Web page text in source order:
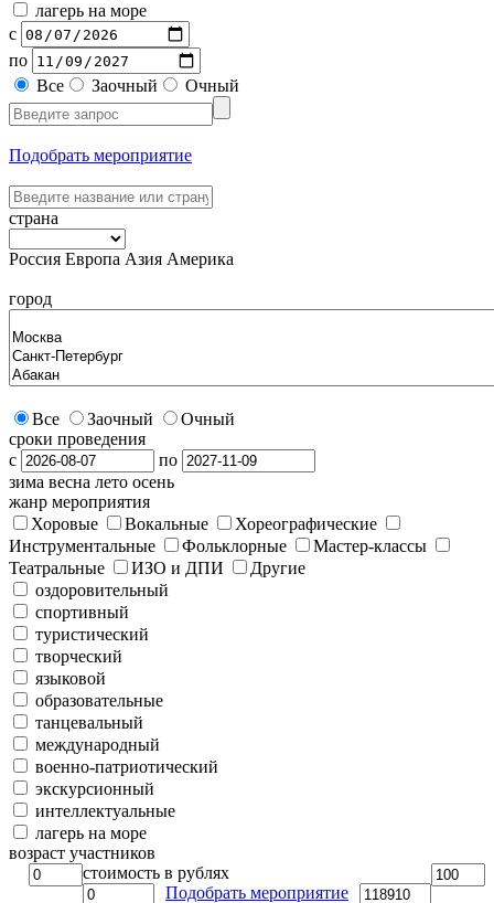
лагерь на море
с
по
Все
Заочный Очный
Подобрать мероприятие
страна
Россия Европа Азия Америка
город
Все Заочный
Очный
сроки проведения
с
по
зима весна лето осень
жанр мероприятия
Хоровые
Вокальные
Хореографические
Инструментальные
Фольклорные
Мастер-классы
Театральные
ИЗО и ДПИ
Другие
оздоровительный
спортивный
туристический
творческий
языковой
образовательные
танцевальный
международный
военно-патриотический
экскурсионный
интеллектуальные
лагерь на море
возраст участников
стоимость в рублях
Подобрать мероприятие